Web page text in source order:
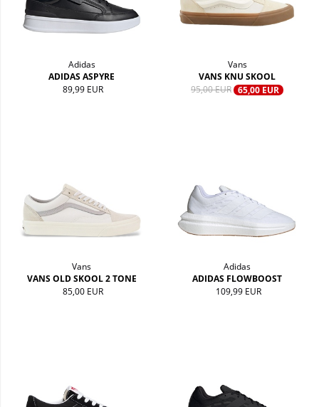
Adidas
ADIDAS ASPYRE
89,99 EUR
Vans
VANS KNU SKOOL
95,00 EUR 65,00 EUR
Vans
VANS OLD SKOOL 2 TONE
85,00 EUR
Adidas
ADIDAS FLOWBOOST
109,99 EUR